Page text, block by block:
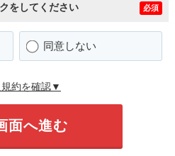
をしてください 必須
同意しない
約を確認▼